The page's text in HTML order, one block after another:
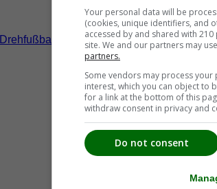
Dart, Sportwetten, Okt. -–
Your personal data will be
(cookies, unique identifiers, and
accessed by and shared with
site. We and our partners may
partners.
Some vendors may process
interest, which you can object to
for a link at the bottom of this
withdraw consent in privacy and
Do not consent